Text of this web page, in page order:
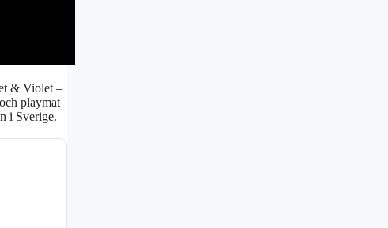
& Violet –
playmat
i Sverige.